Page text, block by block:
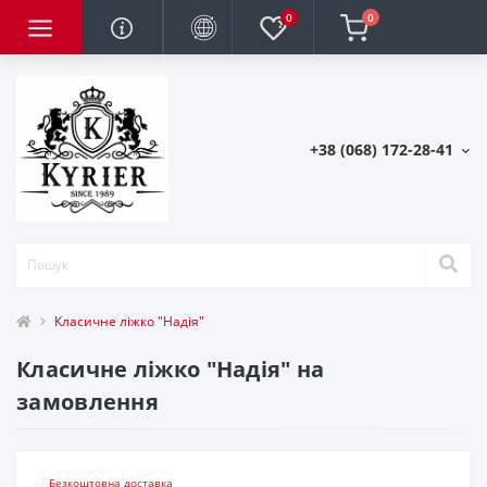
0 0
+38 (068) 172-28-41
Класичне ліжко "Надія"
Класичне ліжко "Надія" на
замовлення
Безкоштовна доставка